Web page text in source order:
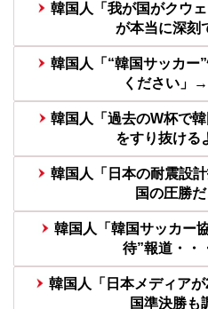
韓国人「我が国がクウ
が本当に深刻
韓国人「“韓国サッカー
ください」
韓国人「過去のW杯で
をすり抜ける
韓国人「日本の耐震設
国の圧勝だ
韓国人「韓国サッカー
待”報道・・
韓国人「日本メディア
国準決勝も